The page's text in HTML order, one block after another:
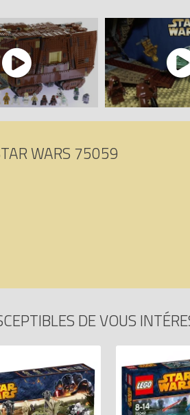
sur Avenue de la brique, comparateur de
0673419210607, 0673419914086.
WARS 75059
DE VOUS